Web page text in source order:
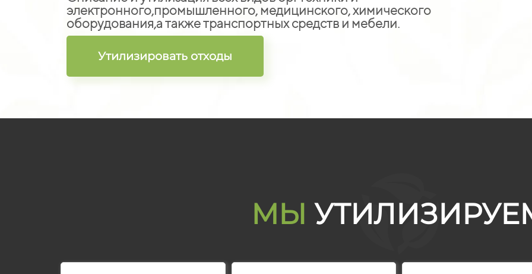
электронного,промышленного, медицинского, химического
оборудования,а также транспортных средств и мебели.
Утилизировать отходы
МЫ